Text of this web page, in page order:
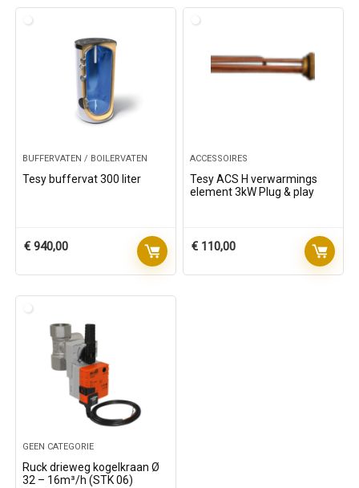
BUFFERVATEN / BOILERVATEN
Tesy buffervat 300 liter
€ 940,00
ACCESSOIRES
Tesy ACS H verwarmings
element 3kW Plug & play
€ 110,00
GEEN CATEGORIE
Ruck drieweg kogelkraan Ø
32 – 16m³/h (STK 06)